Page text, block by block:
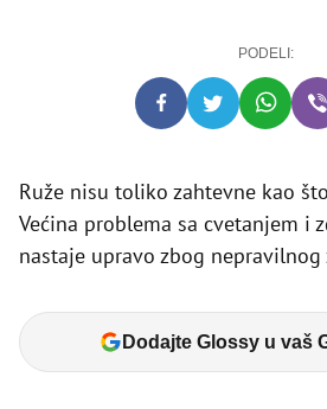
PODELI:
Ruže nisu toliko zahtevne kao
Većina problema sa cvetanjem i
nastaje upravo zbog nepravilnog
Dodajte Glossy u vaš